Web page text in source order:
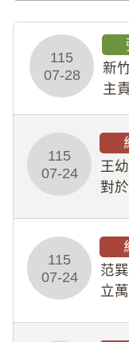
115
07-28
新
主
幣
贈
於
115
07-24
王
對
人
所
115
07-24
范
立